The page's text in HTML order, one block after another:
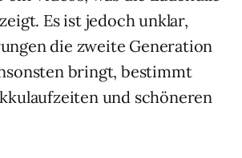
Es ist jedoch unklar,
die zweite Generation
bringt, bestimmt
und schöneren